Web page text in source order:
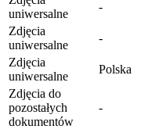
uniwersalne
-
Zdjęcia
uniwersalne
-
Zdjęcia
uniwersalne
Polska
Zdjęcia do
pozostałych
dokumentów
-